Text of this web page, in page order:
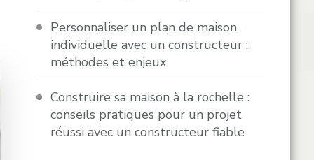
Personnaliser un plan de maison
individuelle avec un constructeur :
méthodes et enjeux
Construire sa maison à la rochelle :
conseils pratiques pour un projet
réussi avec un constructeur fiable